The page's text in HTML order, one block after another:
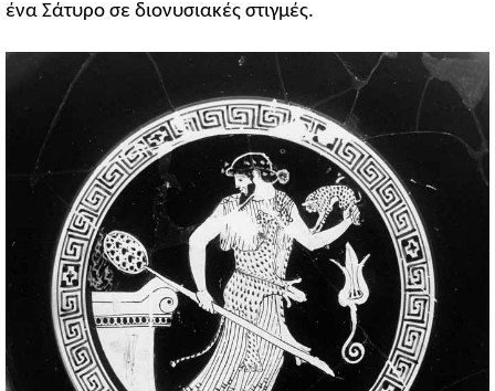
ένα Σάτυρο σε διονυσιακές στιγμές.